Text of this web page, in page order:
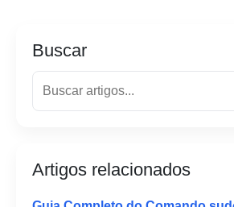
Buscar
Artigos relacionados